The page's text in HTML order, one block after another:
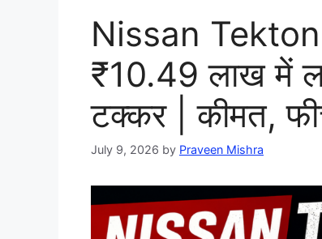
Nissan
₹10.49 लाख में
टक्कर | कीमत,
July 9, 2026 by Praveen Mishra